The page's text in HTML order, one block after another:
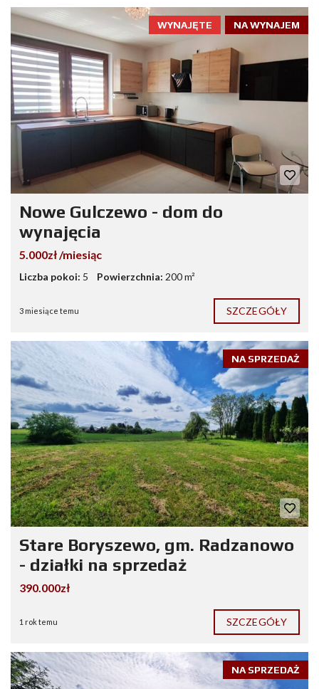
NA WYNAJEM
WYNAJĘTE
Nowe Gulczewo - dom do
wynajęcia
5.000zł /miesiąc
Liczba pokoi: 5 Powierzchnia: 200 m²
3 miesiące temu SZCZEGÓŁY
NA SPRZEDAŻ
Stare Boryszewo, gm. Radzanowo
- działki na sprzedaż
390.000zł
1 rok temu SZCZEGÓŁY
NA SPRZEDAŻ